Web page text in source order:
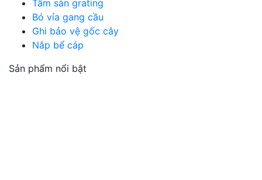
Tấm sàn grating
Bó vỉa gang cầu
Ghi bảo vệ gốc cây
Nắp bể cáp
Sản phẩm nổi bật